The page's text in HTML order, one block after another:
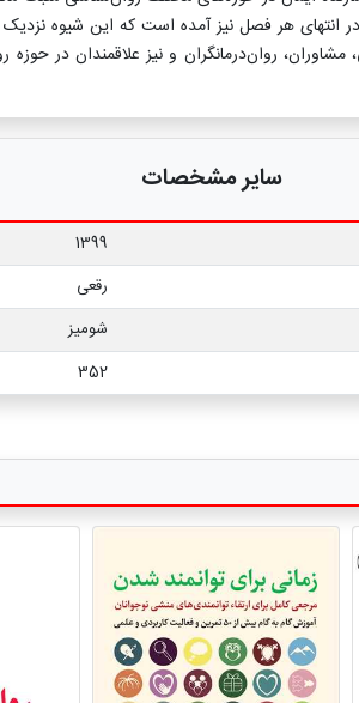
انتهای هر فصل نیز آمده است که این شیوه
روان‌درمانگران و نیز علاقمندان در
سایر مشخصات
1399
رقعی
شومیز
352